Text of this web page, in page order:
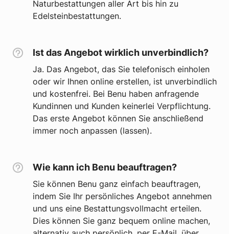
Naturbestattungen aller Art bis hin zu
Edelsteinbestattungen.
Ist das Angebot wirklich unverbindlich?
Ja. Das Angebot, das Sie telefonisch einholen
oder wir Ihnen online erstellen, ist unverbindlich
und kostenfrei. Bei Benu haben anfragende
Kundinnen und Kunden keinerlei Verpflichtung.
Das erste Angebot können Sie anschließend
immer noch anpassen (lassen).
Wie kann ich Benu beauftragen?
Sie können Benu ganz einfach beauftragen,
indem Sie Ihr persönliches Angebot annehmen
und uns eine Bestattungsvollmacht erteilen.
Dies können Sie ganz bequem online machen,